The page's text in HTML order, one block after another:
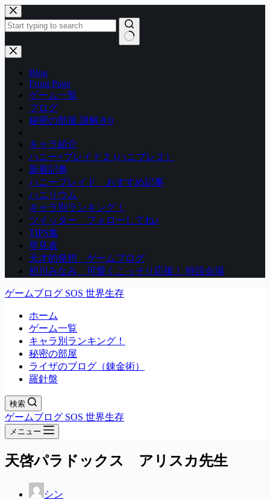
コ
ン
テ
ン
ツ
結
Blog
Front Page
ゲーム一覧
ブログ
秘密の部屋 謎解き0
キャラ紹介
ハニー×ブレイド２ (ハニブレ２）
新着記事
ハニーブレイド おすすめ記事
ハニリウム
キャラ別ランキング！
ツイッター フォローしてね♪
TIPS集
早見表
天才的発想 ゲームブログ
初川みなみ 可愛くこっそり応援！ 特設会場
ゲームブログ SOS 世界生存
ホーム
ゲーム一覧
キャラ別ランキング！
秘密の部屋
ライザのブログ（錬金術）
羅針盤
検索
ゲームブログ SOS 世界生存
メニュー
天啓パラドックス アリスカ先生
シン